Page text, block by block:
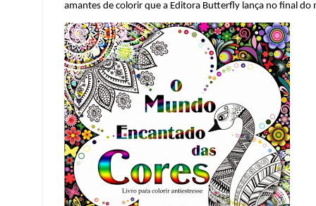
amantes de colorir que a Editora Butterfly lança no final